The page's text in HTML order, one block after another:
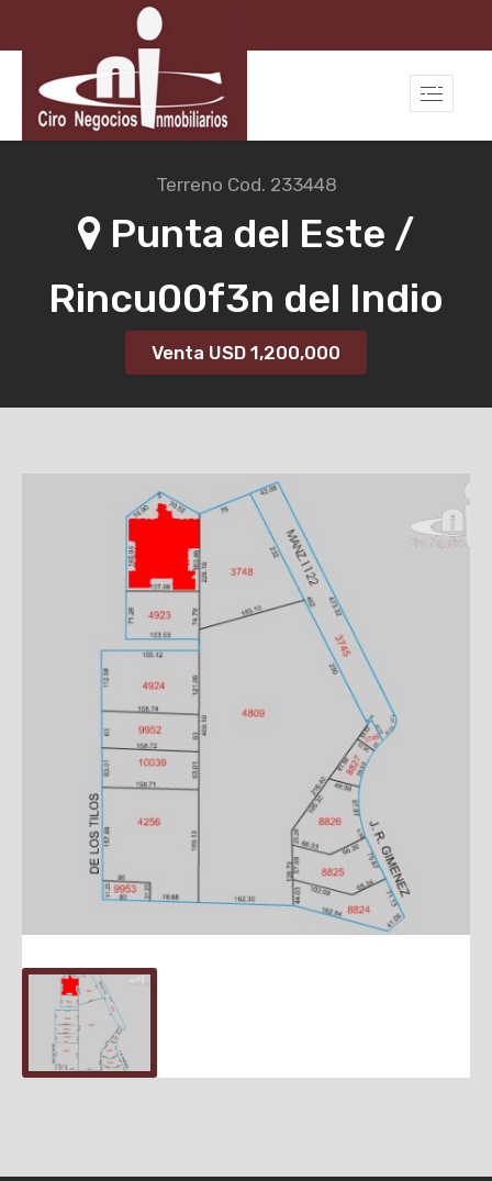
Terreno Cod. 233448
Punta del Este /
Rincu00f3n del Indio
Venta USD 1,200,000